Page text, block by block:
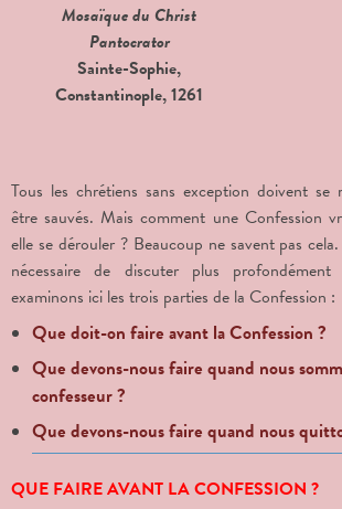
Mosaïque du Christ
Pantocrator
Sainte-Sophie,
Constantinople, 1261
Tous les chrétiens sans exception doivent se
être sauvés. Mais comment une Confession
elle se dérouler ? Beaucoup ne savent pas
nécessaire de discuter plus
examinons ici les trois parties de la Confession :
Que doit-on faire avant la Confession ?
Que devons-nous faire quand nous
confesseur ?
Que devons-nous faire quand nous
QUE FAIRE AVANT LA CONFESSION ?